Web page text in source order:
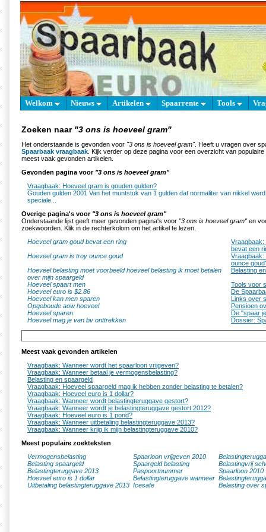
Welkom Nieuws Artikelen Spaarrente Tools
Zoeken naar "3 ons is hoeveel gram"
Het onderstaande is gevonden voor "3 ons is hoeveel gram". Heeft u vragen over
Spaarbaak vraagbaak . Kijk verder op deze pagina voor een overzicht van
meest vaak gevonden artikelen.
Gevonden pagina voor "3 ons is hoeveel gram"
Vraagbaak: Hoeveel gram is gouden gulden?
Gouden gulden 2001 Van het muntstuk van 1 gulden dat normaliter van nikkel
speciale...
Overige pagina's voor "3 ons is hoeveel gram"
Onderstaande lijst geeft meer gevonden pagina's voor "3 ons is hoeveel gram"en
zoekwoorden. Klik in de rechterkolom om het artikel te lezen.
Hoeveel gram goud bevat een ring
Vraagbaak:
bevat een
Hoeveel gram is troy ounce goud
Vraagbaak:
ounce
Hoeveel belasting moet voorbeeld hoeveel belasting ik moet betalen
over mijn spaargeld
Belasting
Hoeveel spaart men
Tools voor
Hoeveel euro is $2.86
De
Hoeveel kan men sparen
Links over
Opgeboude aow hoeveel
Pensioen
Hoeveel sparen
De "spaar
Hoeveel mag je van bv onttrekken
Dossier:
Meest vaak gevonden artikelen
Vraagbaak: Wanneer wordt het spaarloon vrijgeven?
Vraagbaak: Wanneer betaal je vermogensbelasting?
Belasting en spaargeld
Vraagbaak: Hoeveel spaargeld mag ik hebben zonder belasting te betalen?
Vraagbaak: Hoeveel euro is 1 dollar?
Vraagbaak: Wanneer wordt belastingteruggave gestort?
Vraagbaak: Wanneer wordt je belastingteruggave gestort 2012?
Vraagbaak: Hoeveel euro is 1 pond?
Vraagbaak: Wanneer uitbetaling belastingteruggave 2013?
Vraagbaak: Wanneer krijg ik mijn belastingteruggave 2010?
Meest populaire zoekteksten
Vermogensbelasting
Spaarloon vrijgeven 2010
Belasting spaargeld
Spaargeld belasting
Belastingvrij
Belastingteruggave 2013
Paspoortnummer
Spaarloon 2010
Hoeveel euro is 1 dollar
Belastingteruggave wanneer
Uitbetaling belastingteruggave 2013 Icesafe Belasting over